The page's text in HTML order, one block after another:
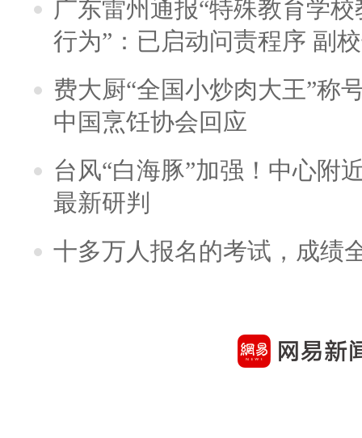
广东雷州通报“特殊教育学
行为”：已启动问责程序 副
费大厨“全国小炒肉大王”称
中国烹饪协会回应
台风“白海豚”加强！中心附
最新研判
十多万人报名的考试，成绩